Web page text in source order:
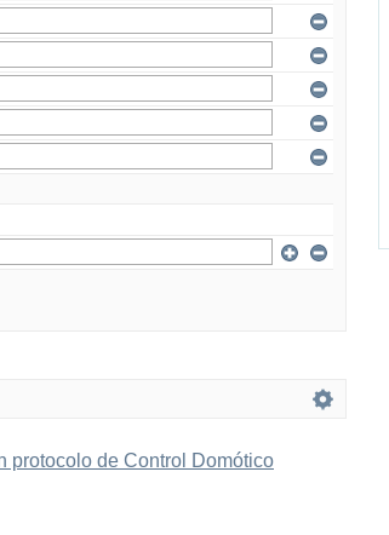
protocolo de Control Domótico